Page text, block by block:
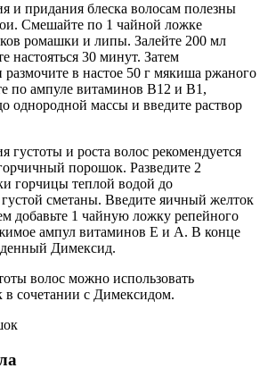
и придания блеска волосам полезны
Смешайте по 1 чайной ложке
ромашки и липы. Залейте 200 мл
настояться 30 минут. Затем
размочите в настое 50 г мякиша ржаного
по ампуле витаминов В12 и В1,
однородной массы и введите раствор
густоты и роста волос рекомендуется
порошок. Разведите 2
горчицы теплой водой до
сметаны. Введите яичный желток
добавьте 1 чайную ложку репейного
ампул витаминов Е и А. В конце
Димексид.
волос можно использовать
сочетании с Димексидом.